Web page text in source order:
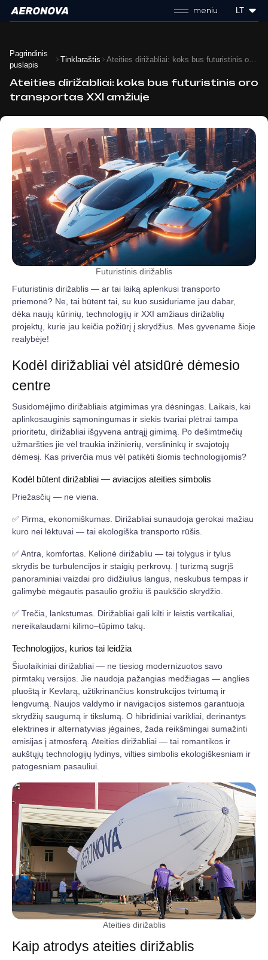
meniu LT
Pagrindinis
puslapis
Tinklaraštis
Ateities dirižabliai: koks bus futuristinis oro
transportas XXI amžiuje
Futuristinis dirižablis
Futuristinis dirižablis — ar tai laiką aplenkusi transporto
priemonė? Ne, tai būtent tai, su kuo susiduriame jau dabar,
dėka naujų kūrinių, technologijų ir XXI amžiaus dirižablių
projektų, kurie jau keičia požiūrį į skrydžius. Mes gyvename šioje
realybėje!
Kodėl dirižabliai vėl atsidūrė dėmesio
centre
Susidomėjimo dirižabliais atgimimas yra dėsningas. Laikais, kai
aplinkosauginis sąmoningumas ir siekis tvariai plėtrai tampa
prioritetu, dirižabliai išgyvena antrąjį gimimą. Po dešimtmečių
užmaršties jie vėl traukia inžinierių, verslininkų ir svajotojų
dėmesį. Kas priverčia mus vėl patikėti šiomis technologijomis?
Kodėl būtent dirižabliai — aviacijos ateities simbolis
Priežasčių — ne viena.
✅ Pirma, ekonomiškumas. Dirižabliai sunaudoja gerokai mažiau
kuro nei lėktuvai — tai ekologiška transporto rūšis.
✅ Antra, komfortas. Kelionė dirižabliu — tai tolygus ir tylus
skrydis be turbulencijos ir staigių perkrovų. Į turizmą sugrįš
panoraminiai vaizdai pro didžiulius langus, neskubus tempas ir
galimybė mėgautis pasaulio grožiu iš paukščio skrydžio.
✅ Trečia, lankstumas. Dirižabliai gali kilti ir leistis vertikaliai,
nereikalaudami kilimo–tūpimo takų.
Technologijos, kurios tai leidžia
Šiuolaikiniai dirižabliai — ne tiesiog modernizuotos savo
pirmtakų versijos. Jie naudoja pažangias medžiagas — anglies
pluoštą ir Kevlarą, užtikrinančius konstrukcijos tvirtumą ir
lengvumą. Naujos valdymo ir navigacijos sistemos garantuoja
skrydžių saugumą ir tikslumą. O hibridiniai varikliai, derinantys
elektrines ir alternatyvias jėgaines, žada reikšmingai sumažinti
emisijas į atmosferą. Ateities dirižabliai — tai romantikos ir
aukštųjų technologijų lydinys, vilties simbolis ekologiškesniam ir
patogesniam pasauliui.
Ateities dirižablis
Kaip atrodys ateities dirižablis